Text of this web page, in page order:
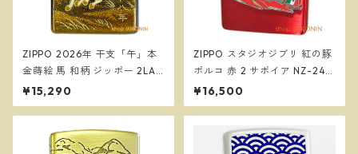
ZIPPO 2026年 干支「午」本
金蒔絵 馬 和柄 ジッポー 2LAC
-HORSE
¥15,290
ZIPPO スタジオジブリ 紅の豚
ポルコ 赤 2 サボイア NZ-24
ジッポー オイルライター
¥16,500